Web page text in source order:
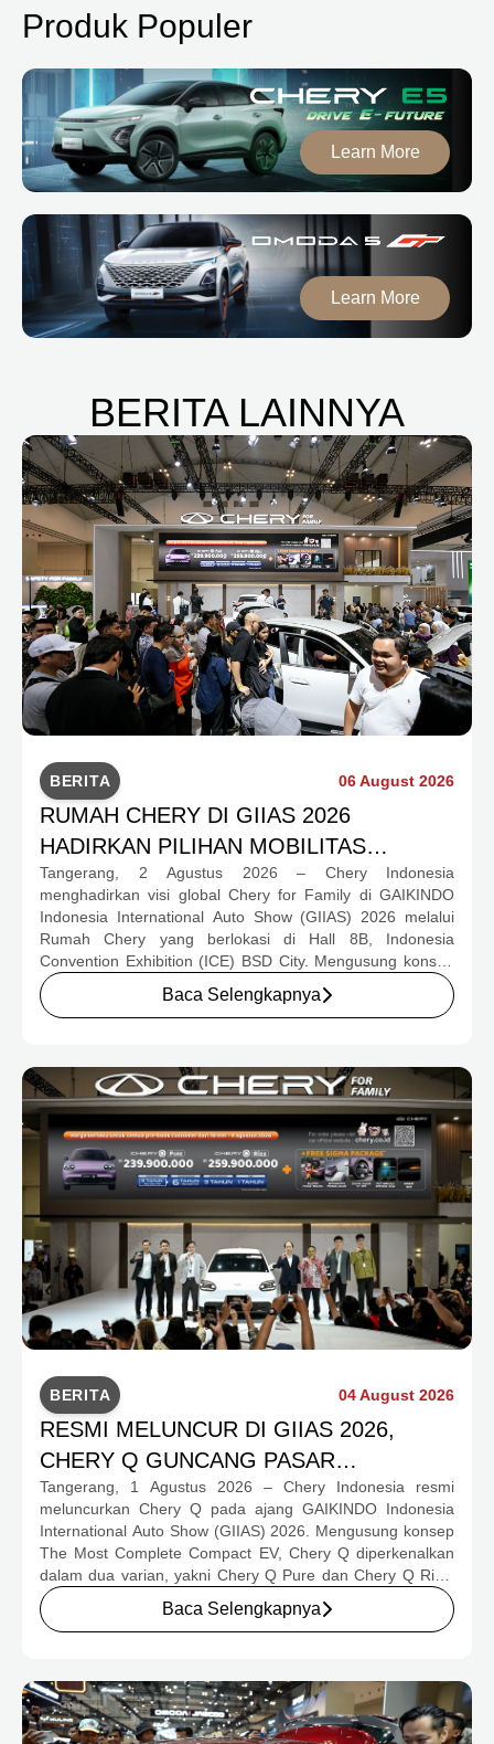
Produk Populer
Learn More
Learn More
BERITA LAINNYA
BERITA 06 August 2026
RUMAH CHERY DI GIIAS 2026
HADIRKAN PILIHAN MOBILITAS
LENGKAP DAN PROGRAM APRESIASI
KONSUMEN BERNILAI HAMPIR RP1
MILIAR
Tangerang, 2 Agustus 2026 – Chery Indonesia
menghadirkan visi global Chery for Family di GAIKINDO
Indonesia International Auto Show (GIIAS) 2026 melalui
Rumah Chery yang berlokasi di Hall 8B, Indonesia
Convention Exhibition (ICE) BSD City. Mengusung konsep
rumah yang hangat dan inklusif, Chery menghadirkan
pengalaman menyeluruh bagi keluarga Indonesia melalui
program apresiasi untuk konsumen.
Baca Selengkapnya
BERITA 04 August 2026
RESMI MELUNCUR DI GIIAS 2026,
CHERY Q GUNCANG PASAR
OTOMOTIF MELALUI HARGA SPESIAL
MULAI RP239,9 JUTA
Tangerang, 1 Agustus 2026 – Chery Indonesia resmi
meluncurkan Chery Q pada ajang GAIKINDO Indonesia
International Auto Show (GIIAS) 2026. Mengusung konsep
The Most Complete Compact EV, Chery Q diperkenalkan
dalam dua varian, yakni Chery Q Pure dan Chery Q Rizz,
untuk mengakomodasi kebutuhan mobilitas serta
preferensi konsumen yang berbeda.
Baca Selengkapnya